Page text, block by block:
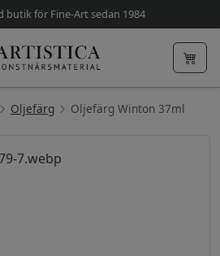
butik för Fine-Art sedan 1984
Oljefärg Oljefärg Winton 37ml